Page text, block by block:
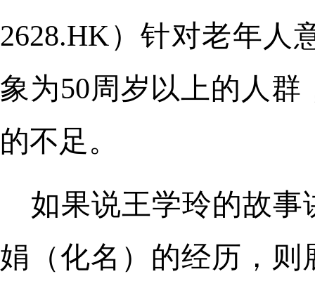
2628.HK）针对老年人
象为50周岁以上的人
的不足。
如果说王学玲的故事
娟（化名）的经历，则